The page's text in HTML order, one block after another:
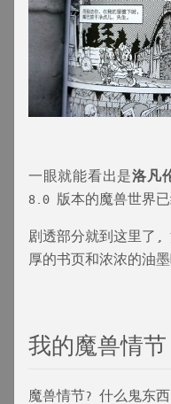
一眼就能看出是洛凡
8.0 版本的魔兽世界
剧透部分就到这里了,
厚的书页和浓浓的油
我的魔兽情节
魔兽情节? 什么鬼东